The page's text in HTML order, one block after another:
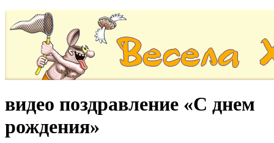
видео поздравление «С днем
рождения»